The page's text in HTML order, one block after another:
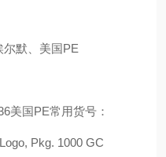
默、美国PE
美国PE常用货号：
Pkg. 1000 GC